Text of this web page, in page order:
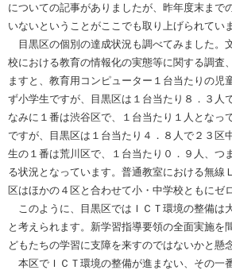
についての記事がありましたが、昨年度末まで
いないということがここでも取り上げられてい
目黒区の個別の達成状況も調べてみました。
校における教育の情報化の実態等に関する調査
ますと、教育用コンピューター１台当たりの児
ず小学生ですが、目黒区は１台当たり８．３人
なみに１番は渋谷区で、１台当たり１人となっ
ですが、目黒区は１台当たり４．８人で２３区
生の１番は荒川区で、１台当たり０．９人、つ
る状況となっています。普通教室における無線
区はほかの４区と合わせて小・中学校ともにゼ
このように、目黒区ではＩＣＴ環境の整備は
と考えられます。新学習指導要領の全面実施を
どもたちの学習に支障を来すのではないかと懸
本区でＩＣＴ環境の整備が進まない、その一